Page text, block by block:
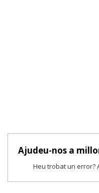
Ajudeu-nos a
Heu trobat un error?